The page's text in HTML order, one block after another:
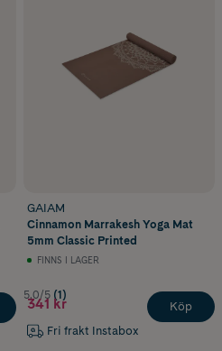
GAIAM
Cinnamon Marrakesh Yoga Mat
5mm Classic Printed
FINNS I LAGER
5.0/5 (1)
341 kr
Fri frakt Instabox
Köp